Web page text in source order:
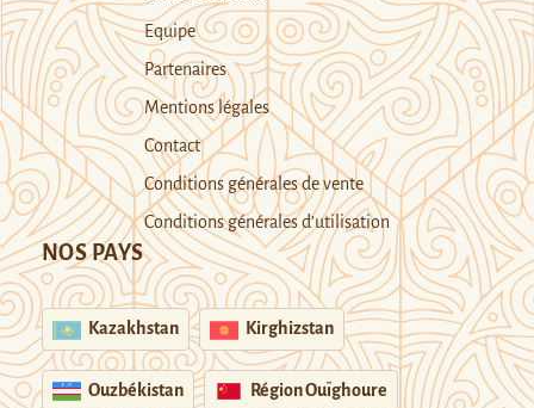
Equipe
Partenaires
Mentions légales
Contact
Conditions générales de vente
Conditions générales d’utilisation
NOS PAYS
Kazakhstan Kirghizstan
Ouzbékistan Région Ouïghoure